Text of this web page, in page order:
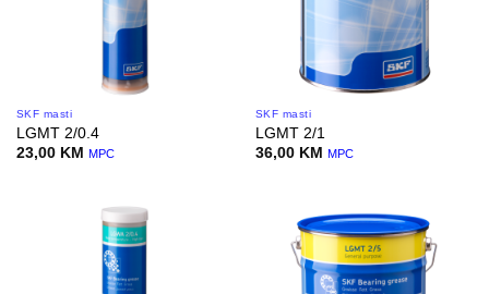
SKF masti
LGMT 2/0.4
23,00 KM MPC
SKF masti
LGMT 2/1
36,00 KM MPC